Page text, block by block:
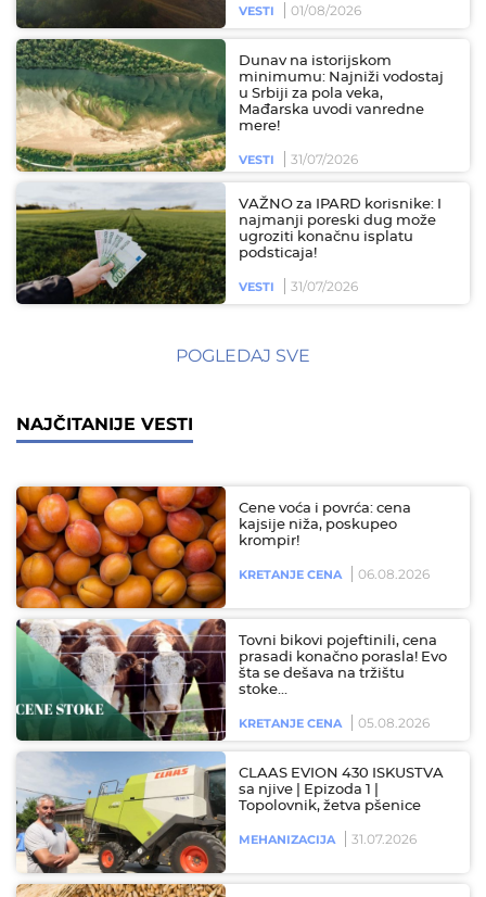
VESTI 01/08/2026
Dunav na istorijskom
minimumu: Najniži vodostaj
u Srbiji za pola veka,
Mađarska uvodi vanredne
mere!
VESTI 31/07/2026
VAŽNO za IPARD korisnike: I
najmanji poreski dug može
ugroziti konačnu isplatu
podsticaja!
VESTI 31/07/2026
POGLEDAJ SVE
NAJČITANIJE VESTI
Cene voća i povrća: cena
kajsije niža, poskupeo
krompir!
KRETANJE CENA 06.08.2026
Tovni bikovi pojeftinili, cena
prasadi konačno porasla! Evo
šta se dešava na tržištu
stoke…
KRETANJE CENA 05.08.2026
CLAAS EVION 430 ISKUSTVA
sa njive | Epizoda 1 |
Topolovnik, žetva pšenice
MEHANIZACIJA 31.07.2026